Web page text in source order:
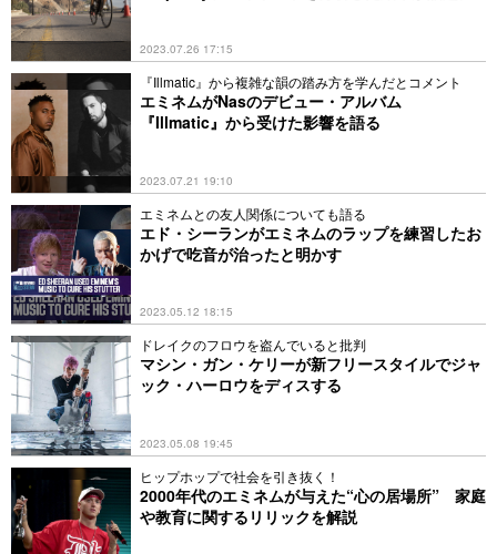
2023.07.26 17:15
『Illmatic』から複雑な韻の踏み方を学んだとコメント
エミネムがNasのデビュー・アルバム
『Illmatic』から受けた影響を語る
2023.07.21 19:10
エミネムとの友人関係についても語る
エド・シーランがエミネムのラップを練習したお
かげで吃音が治ったと明かす
2023.05.12 18:15
ドレイクのフロウを盗んでいると批判
マシン・ガン・ケリーが新フリースタイルでジャ
ック・ハーロウをディスする
2023.05.08 19:45
ヒップホップで社会を引き抜く！
2000年代のエミネムが与えた“心の居場所” 家庭
や教育に関するリリックを解説